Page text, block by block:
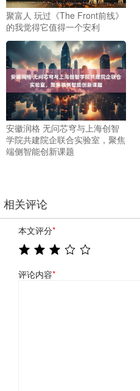
聚富人 玩过《The Front前线》
的我觉得它值得一个安利
安徽润格 无问芯穹与上海创智
学院共建院企联合实验室，聚焦
端侧智能创新课题
相关评论
本文评分*
评论内容*